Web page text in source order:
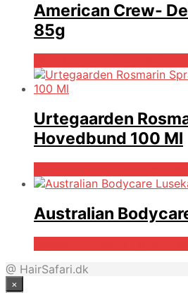
American Crew-
85g
Urtegaarden
Hovedbund 100 Ml
Australian
@ HairSafari.dk
×